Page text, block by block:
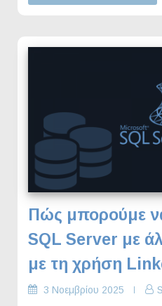
Πώς μπορούμε
SQL Server με
με τη χρήση
3 Νοεμβρίου 2025